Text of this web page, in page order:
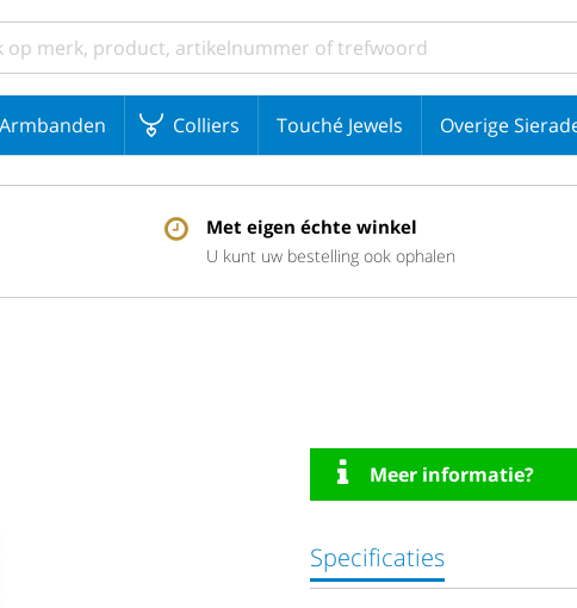
Armbanden Colliers Touché Jewels Overige
Met eigen échte winkel
U kunt uw bestelling ook ophalen
Meer informatie?
Specificaties